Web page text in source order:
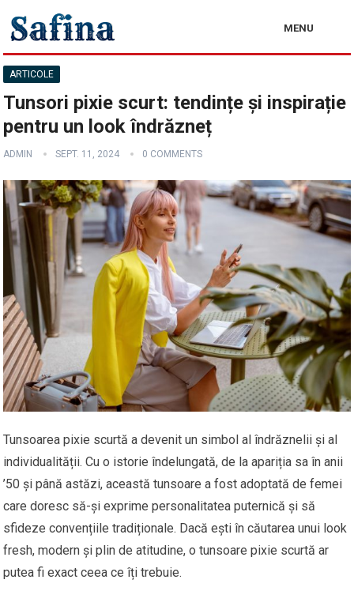
MENU
ARTICOLE
Tunsori pixie scurt: tendințe și inspirație
pentru un look îndrăzneț
ADMIN SEPT. 11, 2024 0 COMMENTS
Tunsoarea pixie scurtă a devenit un simbol al îndrăznelii și al
individualității. Cu o istorie îndelungată, de la apariția sa în anii
’50 și până astăzi, această tunsoare a fost adoptată de femei
care doresc să-și exprime personalitatea puternică și să
sfideze convențiile tradiționale. Dacă ești în căutarea unui look
fresh, modern și plin de atitudine, o tunsoare pixie scurtă ar
putea fi exact ceea ce îți trebuie.